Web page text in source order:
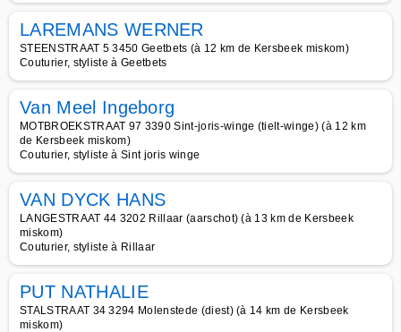
LAREMANS WERNER
STEENSTRAAT 5 3450 Geetbets (à 12 km de Kersbeek miskom)
Couturier, styliste à Geetbets
Van Meel Ingeborg
MOTBROEKSTRAAT 97 3390 Sint-joris-winge (tielt-winge) (à 12 km
de Kersbeek miskom)
Couturier, styliste à Sint joris winge
VAN DYCK HANS
LANGESTRAAT 44 3202 Rillaar (aarschot) (à 13 km de Kersbeek
miskom)
Couturier, styliste à Rillaar
PUT NATHALIE
STALSTRAAT 34 3294 Molenstede (diest) (à 14 km de Kersbeek
miskom)